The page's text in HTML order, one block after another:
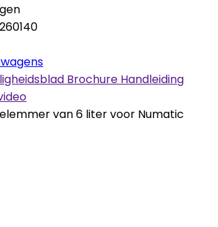
260140
Brochure Handleiding
van 6 liter voor Numatic